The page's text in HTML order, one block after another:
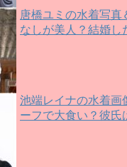
唐橋ユミの水着写真
なしが美人？結婚し
池端レイナの水着画
ーフで大食い？彼氏